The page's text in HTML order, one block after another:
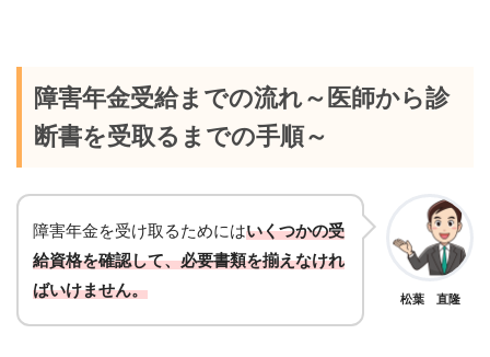
障害年金受給までの流れ～医師から診
断書を受取るまでの手順～
障害年金を受け取るためにはいくつかの受
給資格を確認して、必要書類を揃えなけれ
ばいけません。
松葉 直隆